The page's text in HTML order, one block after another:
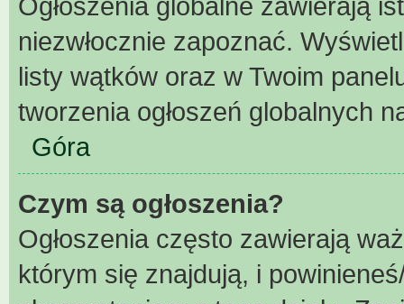
niezwłocznie zapoznać.
listy wątków oraz w Twoim
tworzenia ogłoszeń globalnych
Góra
Czym są ogłoszenia?
Ogłoszenia często zawierają
którym się znajdują, i